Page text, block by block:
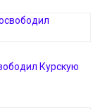
Курскую